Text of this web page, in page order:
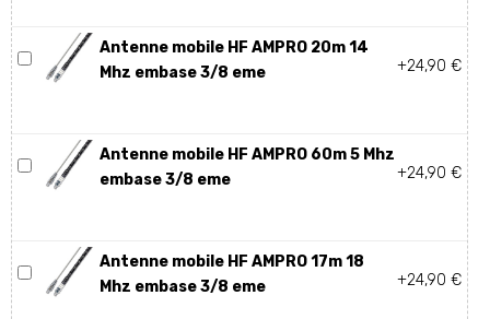
Antenne mobile HF AMPRO 20m 14
Mhz embase 3/8 eme
+24,90 €
Antenne mobile HF AMPRO 60m 5 Mhz
embase 3/8 eme
+24,90 €
Antenne mobile HF AMPRO 17m 18
Mhz embase 3/8 eme
+24,90 €